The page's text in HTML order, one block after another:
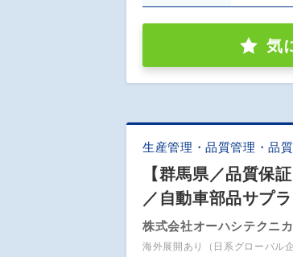
気
生産管理・品質管理・品
【群馬県／品質保
／自動車部品サプ
株式会社オーハシテクニカ
海外展開あり（日系グローバル企